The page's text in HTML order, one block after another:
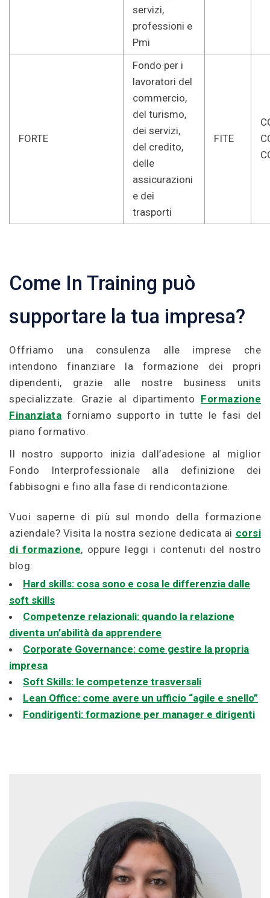
servizi,
professioni e
Pmi
FORTE
Fondo per i
lavoratori del
commercio,
del turismo,
dei servizi,
del credito,
delle
assicurazioni
e dei
trasporti
FITE
Come In Training può
supportare la tua impresa?
Offriamo una consulenza alle imprese che
intendono finanziare la formazione dei propri
dipendenti, grazie alle nostre business units
specializzate. Grazie al dipartimento Formazione
Finanziata forniamo supporto in tutte le fasi del
piano formativo.
Il nostro supporto inizia dall’adesione al miglior
Fondo Interprofessionale alla definizione dei
fabbisogni e fino alla fase di rendicontazione.
Vuoi saperne di più sul mondo della formazione
aziendale? Visita la nostra sezione dedicata ai corsi
di formazione, oppure leggi i contenuti del nostro
blog:
Hard skills: cosa sono e cosa le differenzia dalle
soft skills
Competenze relazionali: quando la relazione
diventa un’abilità da apprendere
Corporate Governance: come gestire la propria
impresa
Soft Skills: le competenze trasversali
Lean Office: come avere un ufficio “agile e snello”
Fondirigenti: formazione per manager e dirigenti